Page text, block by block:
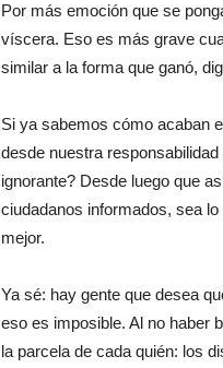
Por más emoción que se
víscera. Eso es más grave
similar a la forma que ganó,
Si ya sabemos cómo acaban
desde nuestra
ignorante? Desde luego que
ciudadanos informados, sea
mejor.
Ya sé: hay gente que desea
eso es imposible. Al no haber
la parcela de cada quién: los